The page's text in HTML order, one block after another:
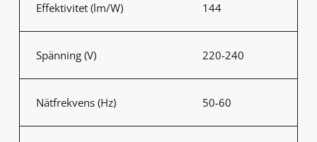
Effektivitet (lm/W) 144
Spänning (V) 220-240
Nätfrekvens (Hz) 50-60